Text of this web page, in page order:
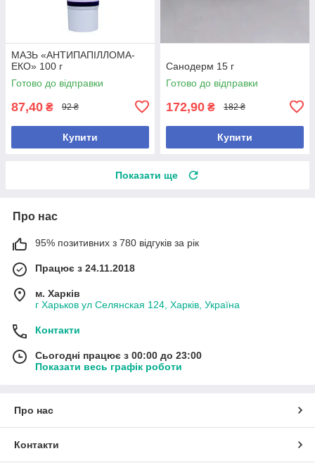
МАЗЬ «АНТИПАПІЛЛОМА-
ЕКО» 100 г
Готово до відправки
87,40 ₴ 92 ₴
Купити
Санодерм 15 г
Готово до відправки
172,90 ₴ 182 ₴
Купити
Показати ще
Про нас
95% позитивних з 780 відгуків за рік
Працює з 24.11.2018
м. Харків
г Харьков ул Селянская 124, Харків, Україна
Контакти
Сьогодні працює з 00:00 до 23:00
Показати весь графік роботи
Про нас
Контакти